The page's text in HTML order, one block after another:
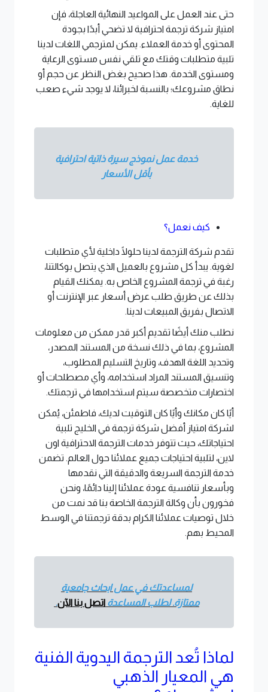
حتى عند العمل على المواعيد النهائية العاجلة، فإن
امتياز شركة ترجمة احترافية لا تضحي أبدًا بجودة
المحتوى أو خدمة العملاء. يمكن لمترجمي اللغات لدينا
تلبية متطلبات وقتك مع تلقي نفس مستوى الرعاية
ومستوى الخدمة. هذا صحيح بغض النظر عن حجم أو
نطاق مشروعك؛ بالنسبة لخبرائنا، لا يوجد شيء صعب
للغاية.
خدمة عمل نموذج سيرة ذاتية احترافية
بأقل الأسعار
كيف نعمل؟
تقدم شركة الترجمة لدينا حلولًا داخلية لأي متطلبات
لغوية. يبدأ كل مشروع بالعميل الذي يتصل بوكالتنا،
رغبة في ترجمة المشروع الخاص به. يمكنك القيام
بذلك عن طريق طلب عرض أسعار عبر الإنترنت أو
الاتصال بفريق المبيعات لدينا.
نطلب منك أيضًا تقديم أكبر قدر ممكن من معلومات
المشروع، بما في ذلك نسخة من المستند المصدر،
وتحديد اللغة الهدف، وتاريخ التسليم المطلوب،
وتنسيق المستند المراد استخدامه، وأي مصطلحات أو
اختصارات متخصصة سيتم استخدامها في ترجمتك.
أيًا كان مكانك وأيًا كان التوقيت لديك، فاطمئن، يُمكن
لشركة امتياز أفضل شركة ترجمة في الخليج تلبية
احتياجاتك، حيث تتوفر خدمات الترجمة الاحترافية اون
لاين، لتلبية احتياجات جميع عملائنا حول العالم. تضمن
خدمة الترجمة السريعة والدقيقة التي نقدمها
وبأسعار تنافسية عودة عملائنا إلينا دائمًا، ونحن
فخورون بأن وكالة الترجمة الخاصة بنا قد نمت من
خلال توصيات عملائنا الكرام بدقة ترجمتنا في الوسط
المحيط بهم.
لمساعدتك في عمل ابحاث جامعية
ممتازة. لطلب المساعدة اتصل بنا الآن.
لماذا تُعد الترجمة اليدوية الفنية
هي المعيار الذهبي